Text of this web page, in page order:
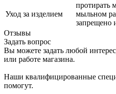
Уход за изделием
протирать
мыльном
запрещено
Отзывы
Задать вопрос
Вы можете задать любой
или работе магазина.
Наши квалифицированные
помогут.